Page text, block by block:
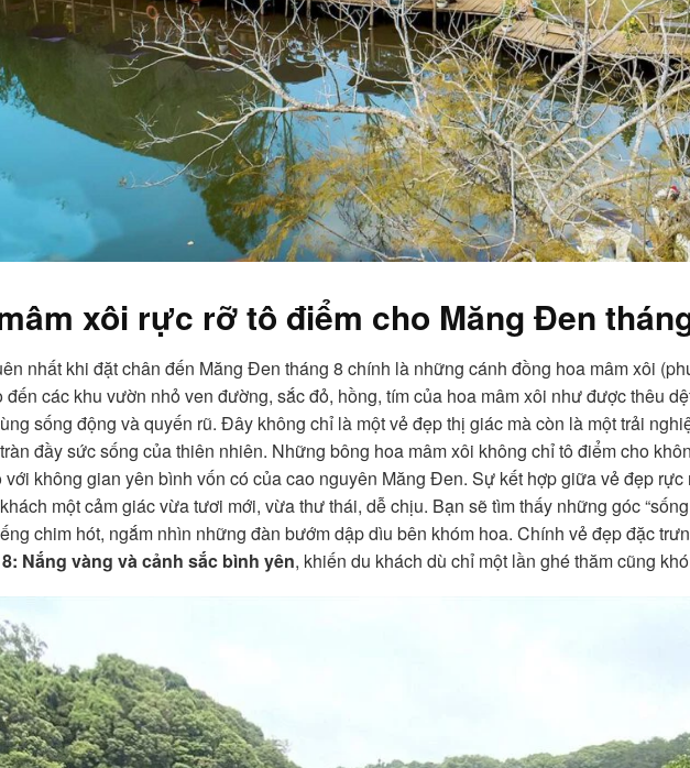
xôi rực rỡ tô điểm cho Măng Đen
nhất khi đặt chân đến Măng Đen tháng 8 chính là những cánh đồng hoa mâm xôi
các khu vườn nhỏ ven đường, sắc đỏ, hồng, tím của hoa mâm xôi như được thêu
sống động và quyến rũ. Đây không chỉ là một vẻ đẹp thị giác mà còn là một trải
đầy sức sống của thiên nhiên. Những bông hoa mâm xôi không chỉ tô điểm cho
với không gian yên bình vốn có của cao nguyên Măng Đen. Sự kết hợp giữa vẻ đẹp
một cảm giác vừa tươi mới, vừa thư thái, dễ chịu. Bạn sẽ tìm thấy những góc
chim hót, ngắm nhìn những đàn bướm dập dìu bên khóm hoa. Chính vẻ đẹp đặc
Nắng vàng và cảnh sắc bình yên, khiến du khách dù chỉ một lần ghé thăm cũng